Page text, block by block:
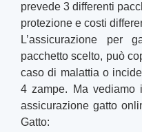
prevede 3 differenti
protezione e costi
L’assicurazione per
pacchetto scelto, può
caso di malattia o
4 zampe. Ma vediamo
assicurazione gatto
Gatto: